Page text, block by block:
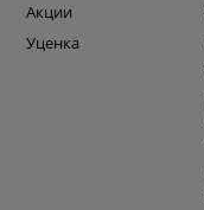
Акции
Уценка